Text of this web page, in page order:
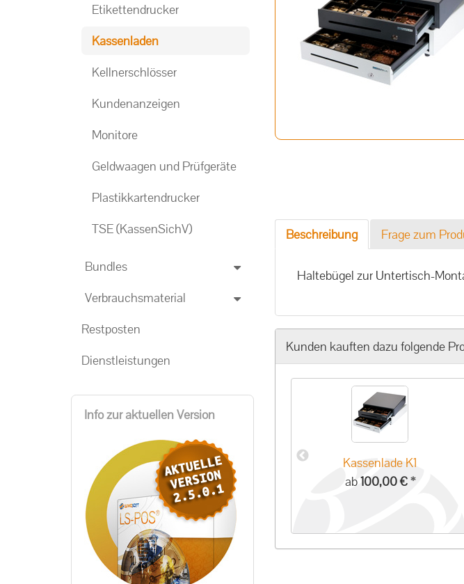
Beschreibung Frage zum
Haltebügel zur Untertisch-
Kunden kauften dazu folgende
50 Thermo-Bonrollen, 80m
126,00 €*
Kassenlade K1
ab100,00 €*
Etikettendrucker
Kassenladen
Kellnerschlösser
Kundenanzeigen
Monitore
Geldwaagen und Prüfgeräte
Plastikkartendrucker
TSE (KassenSichV)
Bundles
Verbrauchsmaterial
Restposten
Dienstleistungen
Info zur aktuellen Version